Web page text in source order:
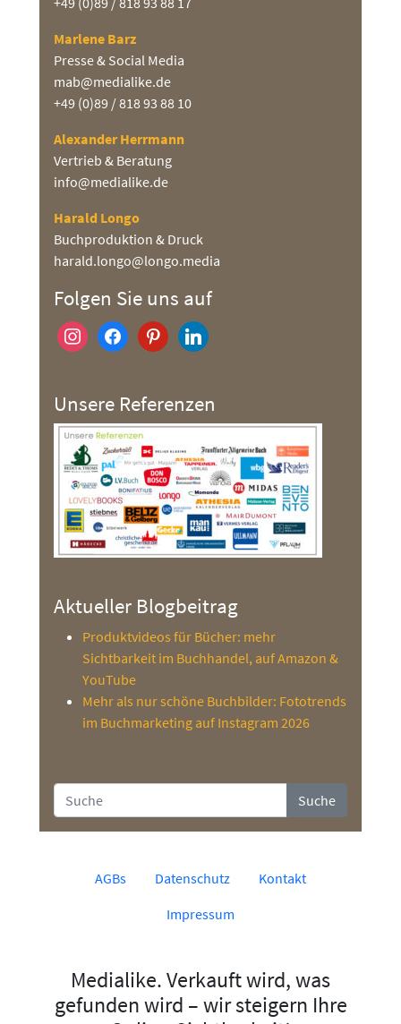
Marlene Barz
Presse & Social Media
mab@medialike.de
+49 (0)89 / 818 93 88 10
Alexander Herrmann
Vertrieb & Beratung
info@medialike.de
Harald Longo
Buchproduktion & Druck
harald.longo@longo.media
Folgen Sie uns auf
instagramfacebookpinterestlinkedin
Unsere Referenzen
Aktueller Blogbeitrag
Produktvideos für Bücher: mehr
Sichtbarkeit im Buchhandel, auf Amazon &
YouTube
Mehr als nur schöne Buchbilder: Fototrends
im Buchmarketing auf Instagram 2026
Suche
AGBs Datenschutz
Kontakt
Impressum
Medialike. Verkauft wird, was
gefunden wird – wir steigern Ihre